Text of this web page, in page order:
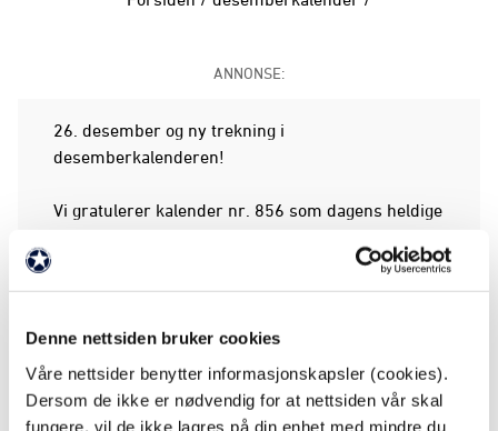
Denne nettsiden bruker cookies
Våre nettsider benytter informasjonskapsler (cookies).
Dersom de ikke er nødvendig for at nettsiden vår skal
fungere, vil de ikke lagres på din enhet med mindre du
ANNONSE:
26. desember og ny trekning i
desemberkalenderen!
Vi gratulerer kalender nr. 856 som dagens heldige
Følg med videre – desemberkalenderen fortsetter
helt frem til 31. desember